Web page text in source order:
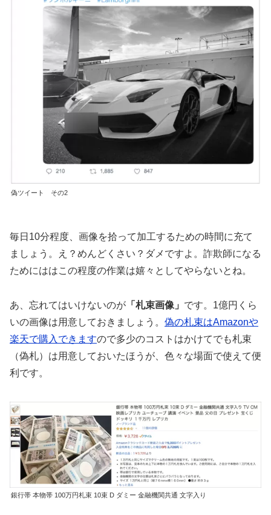
偽ツイート その2
毎日10分程度、画像を拾って加工するための時間に充て
ましょう。え？めんどくさい？ダメですよ。詐欺師になる
ためにははこの程度の作業は嬉々としてやらないとね。
あ、忘れてはいけないのが 「札束画像」 です。1億円くら
いの画像は用意しておきましょう。 偽の札束はAmazonや
楽天で購入できますので多少のコストはかけてでも札束
（偽札）は用意しておいたほうが、色々な場面で使えて便
利です。
銀行帯 本物帯 100万円札束 10束 D ダミー 金融機関共通 文字入り